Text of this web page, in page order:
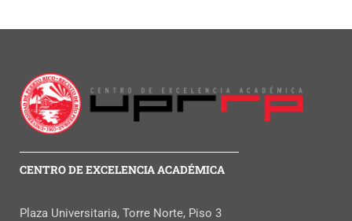
CENTRO DE EXCELENCIA ACADÉMICA
Plaza Universitaria, Torre Norte, Piso 3